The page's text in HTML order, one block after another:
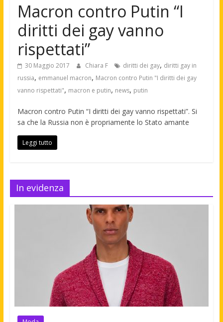
Macron contro Putin “I
diritti dei gay vanno
rispettati”
30 Maggio 2017 Chiara F diritti dei gay, diritti gay in
russia, emmanuel macron, Macron contro Putin "I diritti dei gay
vanno rispettati", macron e putin, news, putin
Macron contro Putin “I diritti dei gay vanno rispettati”. Si
sa che la Russia non è propriamente lo Stato amante
Leggi tutto
In evidenza